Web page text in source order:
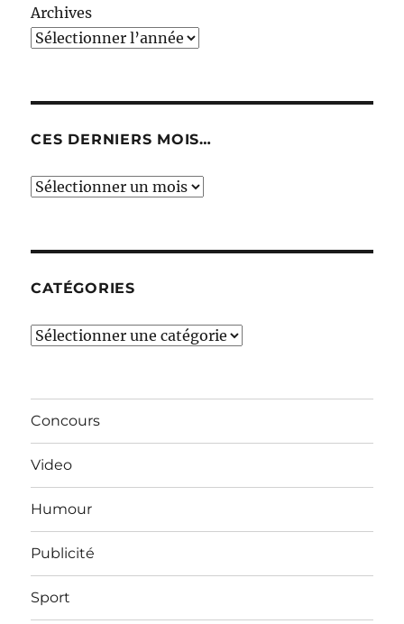
Archives
CES DERNIERS MOIS…
Ces
CATÉGORIES
Catégories
Concours
Video
Humour
Publicité
Sport